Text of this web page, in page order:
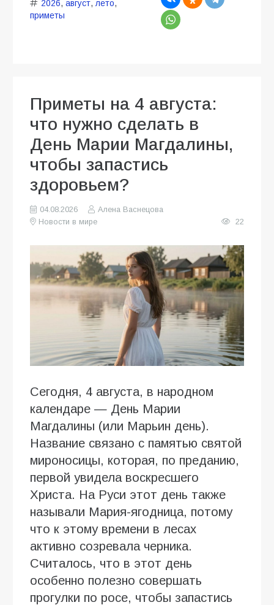
2026, август, лето,
приметы
Приметы на 4 августа:
что нужно сделать в
День Марии Магдалины,
чтобы запастись
здоровьем?
04.08.2026
Алена Васнецова
Новости в мире
22
Сегодня, 4 августа, в народном
календаре — День Марии
Магдалины (или Марьин день).
Название связано с памятью святой
мироносицы, которая, по преданию,
первой увидела воскресшего
Христа. На Руси этот день также
называли Мария-ягодница, потому
что к этому времени в лесах
активно созревала черника.
Считалось, что в этот день
особенно полезно совершать
прогулки по росе, чтобы запастись